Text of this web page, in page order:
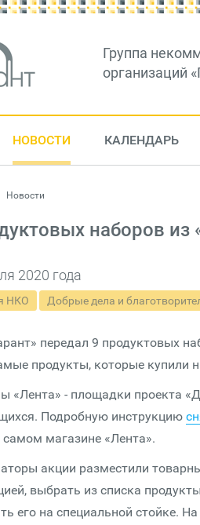
Группа
организаций
НОВОСТИ КАЛЕНДАРЬ
Новости
наборов из
2020 года
НКО Добрые дела и
передал 9 продуктовых
продукты, которые купили
«Лента» - площадки проекта
Подробную инструкцию
самом магазине «Лента».
акции разместили
выбрать из списка
его на специальной стойке.